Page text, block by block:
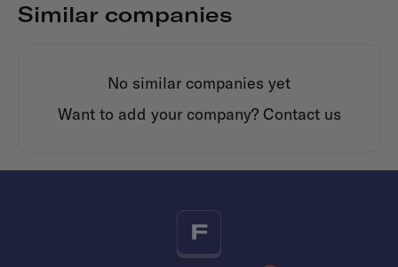
Similar companies
No similar companies yet
Want to add your company? Contact us
F